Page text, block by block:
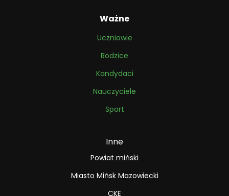
Ważne
Uczniowie
Rodzice
Kandydaci
Nauczyciele
Sport
Inne
Powiat miński
Miasto Mińsk Mazowiecki
CKE